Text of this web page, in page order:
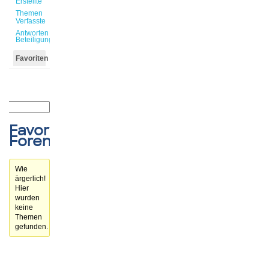
Themen
Verfasste
Antworten
Beteiligungen
Favoriten
Favorisierte
Forenthemen
Wie
ärgerlich!
Hier
wurden
keine
Themen
gefunden.